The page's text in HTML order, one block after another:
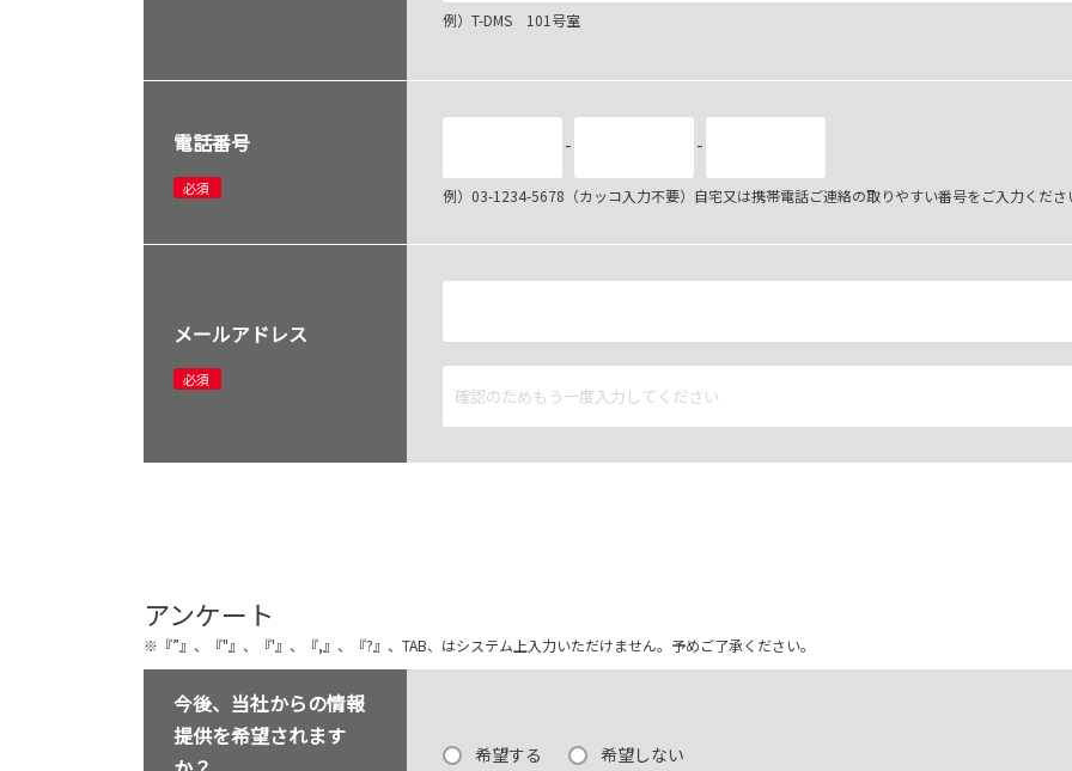
例）T-DMS 101号室
電話番号
必須
- -
例）03-1234-5678（カッコ入力不要）自宅又は携帯電話ご連絡の取りやすい番号をご入力くださ
メールアドレス
必須
アンケート
※『”』、『"』、『'』、『,』、『?』、TAB、はシステム上入力いただけません。予めご了承ください。
今後、当社からの情報
提供を希望されます
希望する 希望しない